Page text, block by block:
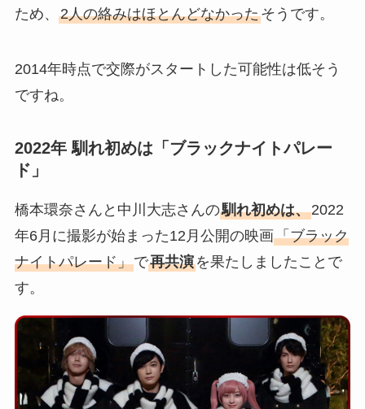
ため、 2人の絡みはほとんどなかったそうです。
2014年時点で交際がスタートした可能性は低そう
ですね。
2022年 馴れ初めは「ブラックナイトパレー
ド」
橋本環奈さんと中川大志さんの馴れ初めは、2022
年6月に撮影が始まった12月公開の映画「ブラック
ナイトパレード」で再共演を果たしましたことで
す。